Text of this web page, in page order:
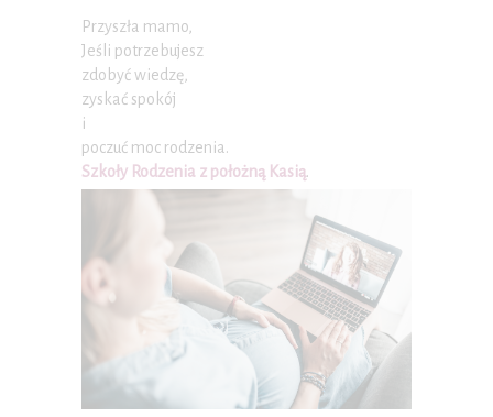
Przyszła mamo,
Jeśli potrzebujesz
zdobyć wiedzę,
zyskać spokój
i
poczuć moc rodzenia.
Szkoły Rodzenia z położną Kasią.